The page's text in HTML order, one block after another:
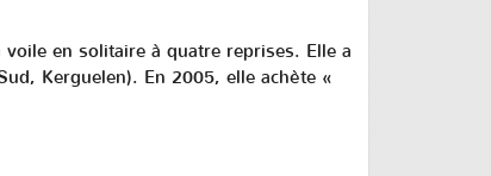
en solitaire à quatre reprises. Elle a
Kerguelen). En 2005, elle achète «